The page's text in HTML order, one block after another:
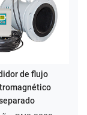
de flujo